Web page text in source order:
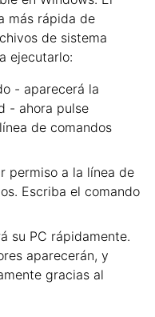
más rápida de
de sistema
ejecutarlo:
- aparecerá la
- ahora pulse
de comandos
permiso a la línea de
Escriba el comando
su PC rápidamente.
aparecerán, y
gracias al